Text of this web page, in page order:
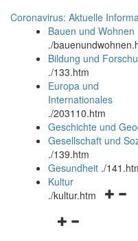
Coronavirus: Aktuelle
Bauen und Wohnen
./
Bildung und
./133.htm
Europa und
Internationales
./203110.htm
Geschichte und
Gesellschaft und
./139.htm
Gesundheit ./
Kultur
./kultur.htm
Navigationsmenü